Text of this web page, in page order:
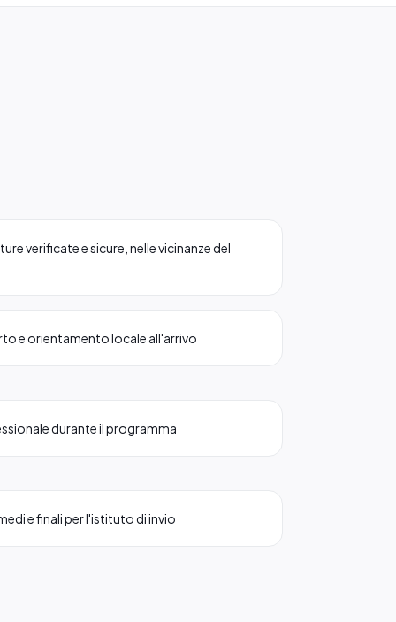
verificate e sicure, nelle vicinanze del
e orientamento locale all'arrivo
durante il programma
e finali per l'istituto di invio